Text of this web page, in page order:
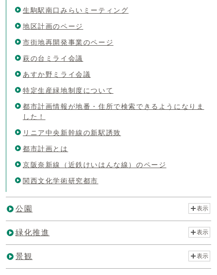
生駒駅南口みらいミーティング
地区計画のページ
市街地再開発事業のページ
萩の台ミライ会議
あすか野ミライ会議
特定生産緑地制度について
都市計画情報が地番・住所で検索できるようになりま
した！
リニア中央新幹線の新駅誘致
都市計画とは
京阪奈新線（近鉄けいはんな線）のページ
関西文化学術研究都市
公園 表示
緑化推進 表示
景観 表示